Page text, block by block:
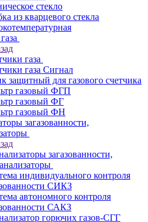
стекло
из кварцевого стекла
газа
газа Сигнал
защитный для газового счетчика
газовый ФГП
газовый ФГ
газовый ФН
загазованности,
загазованности,
индивидуального контроля
СИКЗ
автономного контроля
САКЗ
горючих газов-СГГ